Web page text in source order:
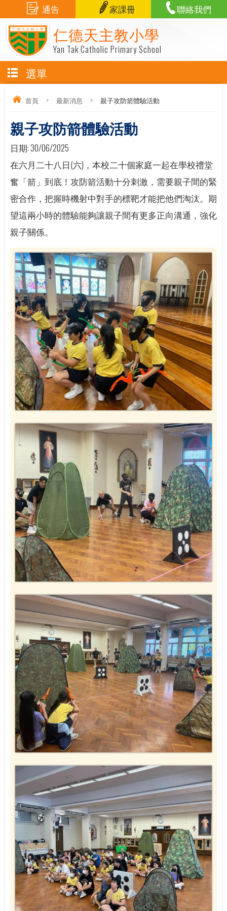
仁德天主教小學
Yan Tak Catholic Primary School
通告 家課冊 聯絡我們
選單
首頁 > 最新消息 > 親子攻防箭體驗活動
親子攻防箭體驗活動
日期:30/06/2025
在六月二十八日(六)，本校二十個家庭一起在學校禮堂
奮「箭」到底！攻防箭活動十分刺激，需要親子間的緊
密合作，把握時機射中對手的標靶才能把他們淘汰。期
望這兩小時的體驗能夠讓親子間有更多正向溝通，強化
親子關係。